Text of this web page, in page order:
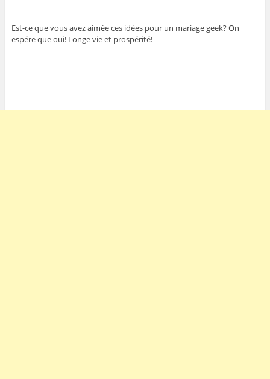
Est-ce que vous avez aimée ces idées pour un mariage geek? On
espére que oui! Longe vie et prospérité!